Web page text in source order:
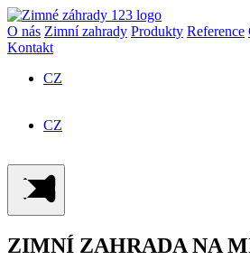
O nás Zimní zahrady Produkty Reference
Kontakt
CZ
CZ
ZIMNÍ ZAHRADA NA